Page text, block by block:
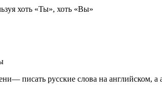
хоть «Ты», хоть «Вы»
писать русские слова на английском,